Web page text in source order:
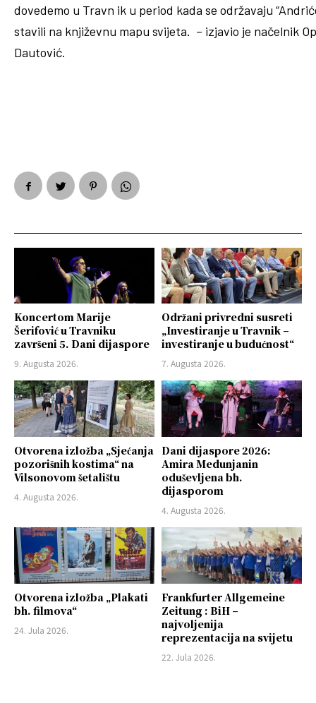
dovedemo u Travn ik u period kada se održavaju
stavili na književnu mapu svijeta. – izjavio je načelnik
Dautović.
Koncertom Marije
Šerifović u Travniku
završeni 5. Dani dijaspore
9. Augusta 2026.
Održani privredni susreti
„Investiranje u Travnik –
investiranje u budućnost“
7. Augusta 2026.
Otvorena izložba „Sjećanja
pozorišnih kostima“ na
Vilsonovom šetalištu
4. Augusta 2026.
Dani dijaspore 2026:
Amira Medunjanin
oduševljena bh.
dijasporom
4. Augusta 2026.
Otvorena izložba „Plakati
bh. filmova“
24. Jula 2026.
Frankfurter Allgemeine
Zeitung : BiH –
najvoljenija
reprezentacija na svijetu
22. Jula 2026.